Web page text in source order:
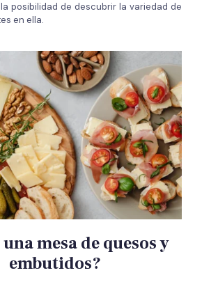
posibilidad de descubrir la variedad de
en ella.
una mesa de quesos y
embutidos?